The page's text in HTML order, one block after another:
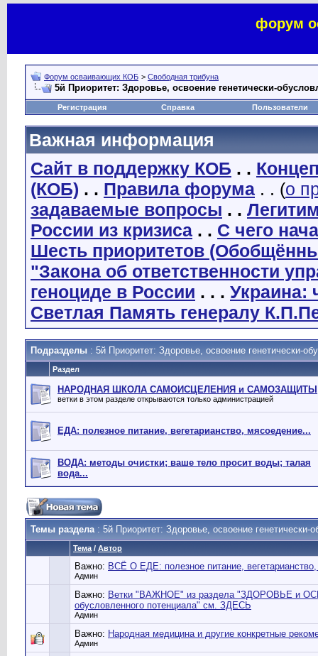
форум
Форум осваивающих КОБ > Свободная трибуна
5й Приоритет: Здоровье, освоение генетически-
Регистрация Справка Пользователи
Важная информация
Сайт в поддержку КОБ . .
(КОБ) . . Правила форума . . (о
задаваемые вопросы . .
России из кризиса . . С чего
Шесть приоритетов
"Закона об ответственности
геноциде в России . . . Украина:
Светлая Память генералу
Подразделы : 5й Приоритет: Здоровье, освоение генетически-
Раздел
НАРОДНАЯ ШКОЛА САМОИСЦЕЛЕНИЯ и САМОЗАЩИТЫ
ветки в этом разделе открываются только администрацией
ЕДА: полезное питание, вегетарианство, мясоедение...
ВОДА: методы очистки; ваше тело просит воды; талая
вода...
Темы раздела: 5й Приоритет: Здоровье, освоение генетически-
Тема / Автор
Важно: ВСЁ О ЕДЕ: полезное питание,
Админ
Важно: Ветки "ВАЖНОЕ" из раздела "ЗДОРОВЬЕ и
обусловленного потенциала" см. ЗДЕСЬ
Админ
Важно: Народная медицина и другие конкретные
Админ